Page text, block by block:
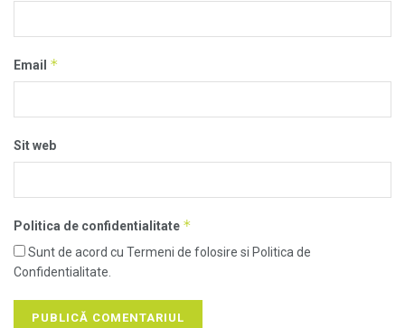
Email *
Sit web
Politica de confidentialitate *
Sunt de acord cu Termeni de folosire si Politica de
Confidentialitate.